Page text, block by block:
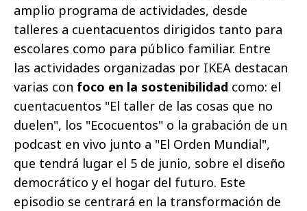
amplio programa de actividades, desde
talleres a cuentacuentos dirigidos tanto para
escolares como para público familiar. Entre
las actividades organizadas por IKEA destacan
varias con foco en la sostenibilidad como: el
cuentacuentos "El taller de las cosas que no
duelen", los "Ecocuentos" o la grabación de un
podcast en vivo junto a "El Orden Mundial",
que tendrá lugar el 5 de junio, sobre el diseño
democrático y el hogar del futuro. Este
episodio se centrará en la transformación de